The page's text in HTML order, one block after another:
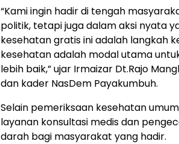
“Kami ingin hadir di tengah
politik, tetapi juga dalam aksi nyata
kesehatan gratis ini adalah langkah
kesehatan adalah modal utama
lebih baik,” ujar Irmaizar Dt.Rajo
dan kader NasDem Payakumbuh.
Selain pemeriksaan kesehatan
layanan konsultasi medis dan
darah bagi masyarakat yang hadir.